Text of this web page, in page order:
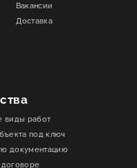
Вакансии
Доставка
виды работ
под ключ
документацию